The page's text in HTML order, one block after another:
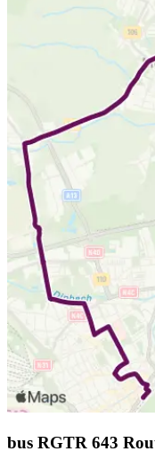
bus RGTR 643